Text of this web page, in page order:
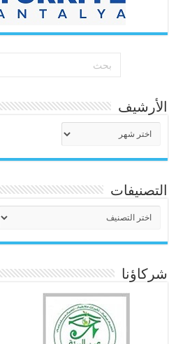
الأرشيف
التصنيفات
شركاؤنا